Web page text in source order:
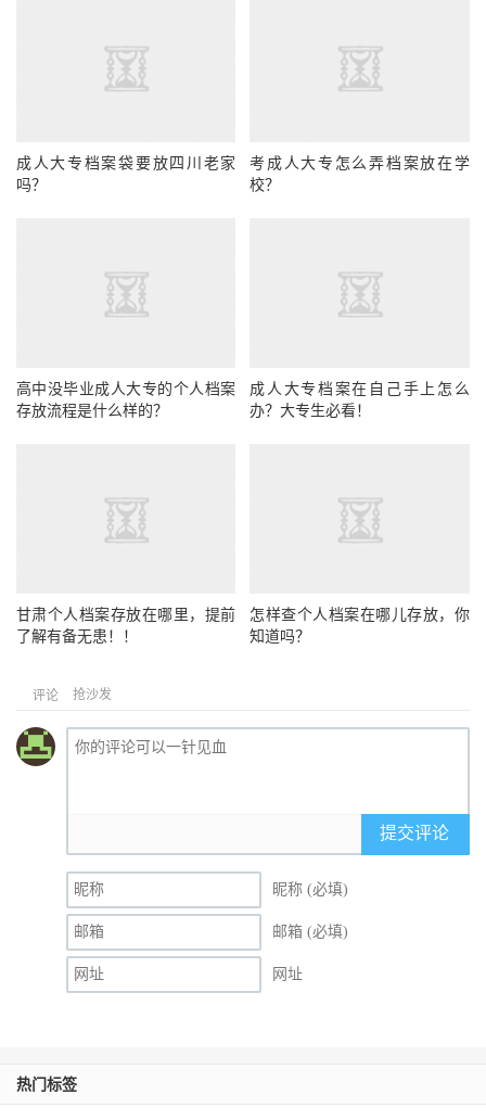
成人大专档案袋要放四川老家
吗？
考成人大专怎么弄档案放在学
校？
高中没毕业成人大专的个人档案
存放流程是什么样的？
成人大专档案在自己手上怎么
办？大专生必看！
甘肃个人档案存放在哪里，提前
了解有备无患！！
怎样查个人档案在哪儿存放，你
知道吗？
评论 抢沙发
提交评论
昵称 (必填)
邮箱 (必填)
网址
热门标签